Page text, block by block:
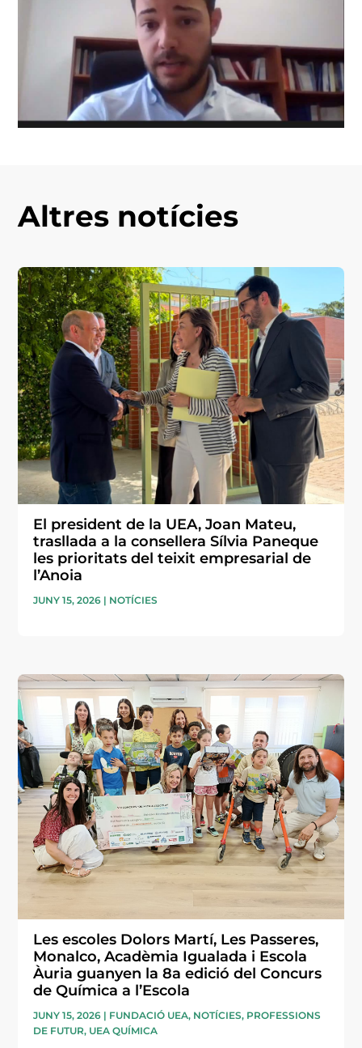
Altres notícies
El president de la UEA, Joan Mateu,
trasllada a la consellera Sílvia Paneque
les prioritats del teixit empresarial de
l’Anoia
JUNY 15, 2026 | NOTÍCIES
Les escoles Dolors Martí, Les Passeres,
Monalco, Acadèmia Igualada i Escola
Àuria guanyen la 8a edició del Concurs
de Química a l’Escola
JUNY 15, 2026 | FUNDACIÓ UEA, NOTÍCIES, PROFESSIONS
DE FUTUR, UEA QUÍMICA